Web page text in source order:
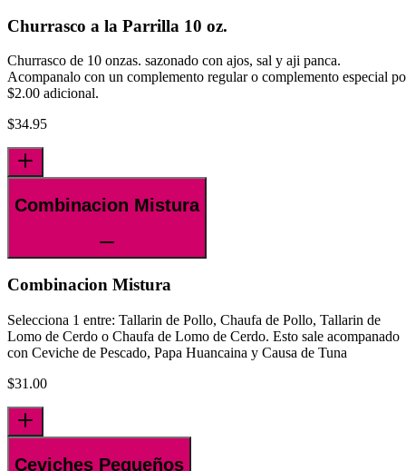
Churrasco a la Parrilla 10 oz.
Churrasco de 10 onzas. sazonado con ajos, sal y aji panca.
Acompanalo con un complemento regular o complemento especial
$2.00 adicional.
$34.95
Combinacion Mistura
Combinacion Mistura
Selecciona 1 entre: Tallarin de Pollo, Chaufa de Pollo, Tallarin de
Lomo de Cerdo o Chaufa de Lomo de Cerdo. Esto sale acompanado
con Ceviche de Pescado, Papa Huancaina y Causa de Tuna
$31.00
Ceviches Pequeños